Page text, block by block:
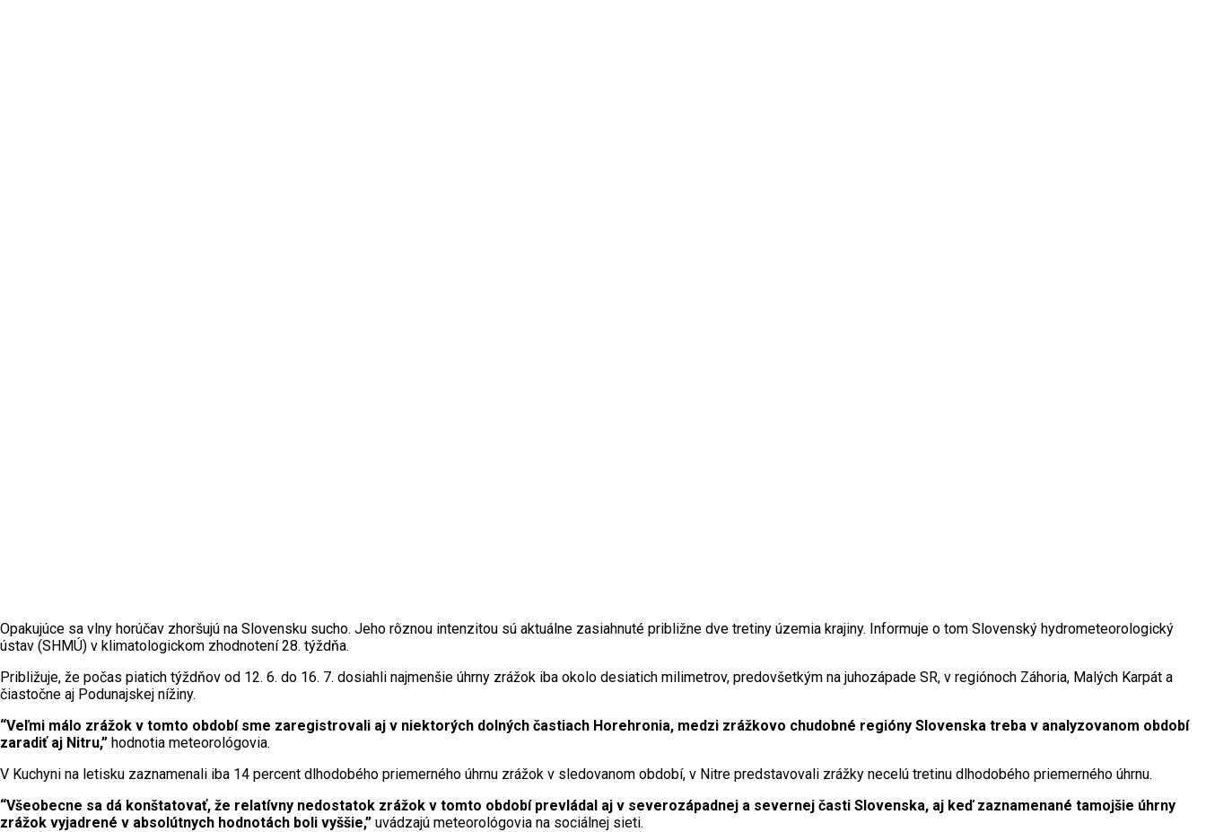
Opakujúce sa vlny horúčav zhoršujú na Slovensku sucho. Jeho rôznou intenzitou sú aktuálne zasiahnuté približne dve tretiny územia krajiny. Informuje o tom Slovenský hydrometeorologický
ústav (SHMÚ) v klimatologickom zhodnotení 28. týždňa.
Približuje, že počas piatich týždňov od 12. 6. do 16. 7. dosiahli najmenšie úhrny zrážok iba okolo desiatich milimetrov, predovšetkým na juhozápade SR, v regiónoch Záhoria, Malých Karpát a
čiastočne aj Podunajskej nížiny.
“Veľmi málo zrážok v tomto období sme zaregistrovali aj v niektorých dolných častiach Horehronia, medzi zrážkovo chudobné regióny Slovenska treba v analyzovanom období
zaradiť aj Nitru,” hodnotia meteorológovia.
V Kuchyni na letisku zaznamenali iba 14 percent dlhodobého priemerného úhrnu zrážok v sledovanom období, v Nitre predstavovali zrážky necelú tretinu dlhodobého priemerného úhrnu.
“Všeobecne sa dá konštatovať, že relatívny nedostatok zrážok v tomto období prevládal aj v severozápadnej a severnej časti Slovenska, aj keď zaznamenané tamojšie úhrny
zrážok vyjadrené v absolútnych hodnotách boli vyššie,” uvádzajú meteorológovia na sociálnej sieti.